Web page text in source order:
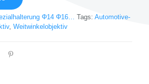
Φ14 Φ16… Tags: Automotive-
, Weitwinkelobjektiv